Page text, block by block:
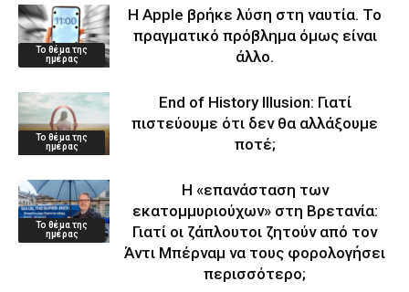
Το θέμα της
ημέρας
Η Apple βρήκε λύση στη ναυτία. Το
πραγματικό πρόβλημα όμως είναι
άλλο.
Το θέμα της
ημέρας
End of History Illusion: Γιατί
πιστεύουμε ότι δεν θα αλλάξουμε
ποτέ;
Το θέμα της
ημέρας
Η «επανάσταση των
εκατομμυριούχων» στη Βρετανία:
Γιατί οι ζάπλουτοι ζητούν από τον
Άντι Μπέρναμ να τους φορολογήσει
περισσότερο;